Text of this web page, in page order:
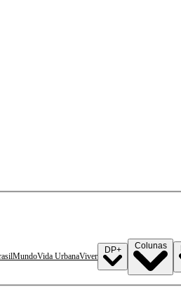
MundoVida UrbanaViver
DP+ Colunas